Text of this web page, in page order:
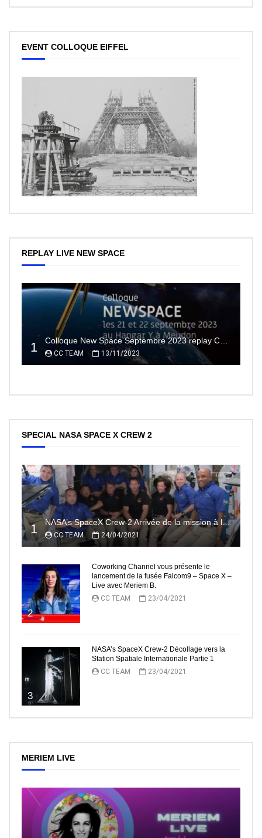
EVENT COLLOQUE EIFFEL
REPLAY LIVE NEW SPACE
1 CC TEAM 13/11/2023
SPECIAL NASA SPACE X CREW 2
1 NASA’s SpaceX Crew-2 Arrivée de la mission à la Station Spatiale Internationale Partie2
CC TEAM 24/04/2021
2
Coworking Channel vous présente le
lancement de la fusée Falcom9 – Space X –
Live avec Meriem B.
CC TEAM
23/04/2021
3
NASA’s SpaceX Crew-2 Décollage vers la
Station Spatiale Internationale Partie 1
CC TEAM
23/04/2021
MERIEM LIVE